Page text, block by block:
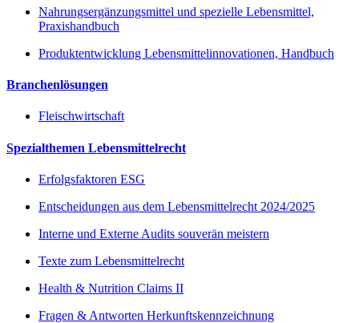
Nahrungsergänzungsmittel und spezielle Lebensmittel,
Praxishandbuch
Produktentwicklung Lebensmittelinnovationen, Handbuch
Branchenlösungen
Fleischwirtschaft
Spezialthemen Lebensmittelrecht
Erfolgsfaktoren ESG
Entscheidungen aus dem Lebensmittelrecht 2024/2025
Interne und Externe Audits souverän meistern
Texte zum Lebensmittelrecht
Health & Nutrition Claims II
Fragen & Antworten Herkunftskennzeichnung